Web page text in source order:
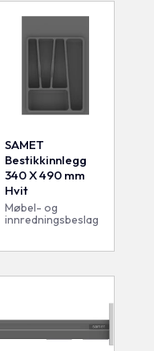
SAMET
Bestikkinnlegg
340 X 490 mm
Hvit
Møbel- og
innredningsbeslag